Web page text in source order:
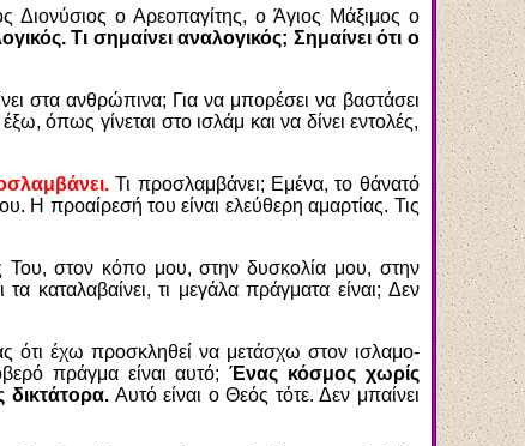
Διονύσιος ο Αρεοπαγίτης, ο Άγιος Μάξιμος ο
Τι σημαίνει αναλογικός; Σημαίνει ότι ο
στα ανθρώπινα; Για να μπορέσει να βαστάσει
όπως γίνεται στο ισλάμ και να δίνει εντολές,
Τι προσλαμβάνει; Εμένα, το θάνατό
Η προαίρεσή του είναι ελεύθερη αμαρτίας. Τις
Του, στον κόπο μου, στην δυσκολία μου, στην
καταλαβαίνει, τι μεγάλα πράγματα είναι; Δεν
ότι έχω προσκληθεί να μετάσχω στον ισλαμο-
πράγμα είναι αυτό;Ένας κόσμος χωρίς
Αυτό είναι ο Θεός τότε. Δεν μπαίνει